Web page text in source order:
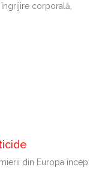
corporală,
din Europa încep